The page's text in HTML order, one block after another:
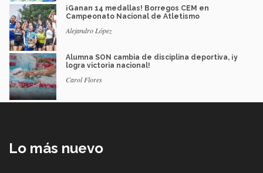
¡Ganan 14 medallas! Borregos CEM en
Campeonato Nacional de Atletismo
Alejandro López
Alumna SON cambia de disciplina deportiva, ¡y
logra victoria nacional!
Carol Flores
Lo más nuevo